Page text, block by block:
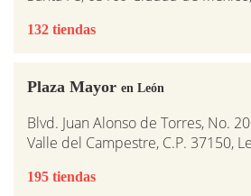
132 tiendas
Plaza Mayor en León
Blvd. Juan Alonso de Torres, No.
Valle del Campestre, C.P. 37150,
195 tiendas